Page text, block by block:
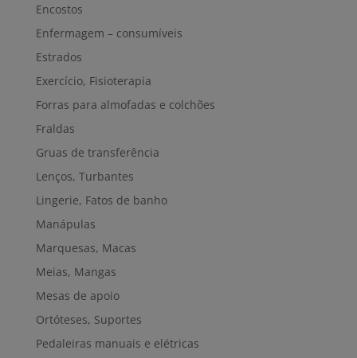
Encostos
Enfermagem – consumíveis
Estrados
Exercício, Fisioterapia
Forras para almofadas e colchões
Fraldas
Gruas de transferência
Lenços, Turbantes
Lingerie, Fatos de banho
Manápulas
Marquesas, Macas
Meias, Mangas
Mesas de apoio
Ortóteses, Suportes
Pedaleiras manuais e elétricas